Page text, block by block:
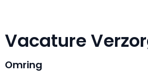
Vacature
Omring